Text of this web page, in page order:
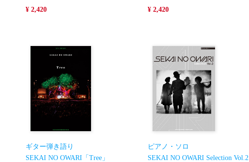
¥ 2,420 ¥ 2,420
ギター弾き語り
SEKAI NO OWARI「Tree」
ピアノ・ソロ
SEKAI NO OWARI Selection Vol.2